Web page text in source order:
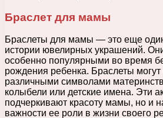
Браслет для мамы
Браслеты для мамы — это еще
истории ювелирных украшений.
особенно популярными во время
рождения ребенка. Браслеты
различными символами
колыбели или детские имена. Эти
подчеркивают красоту мамы, но и
важности ее роли в жизни своего